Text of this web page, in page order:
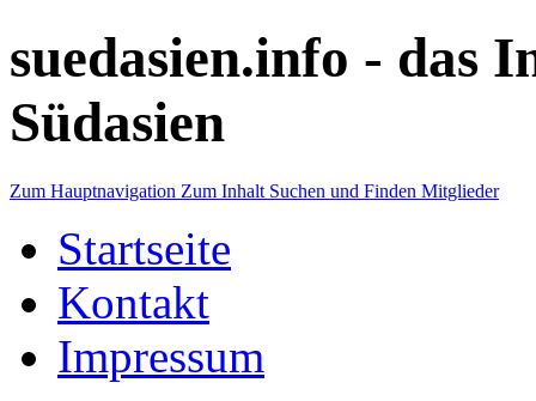
suedasien.info - das
Südasien
Zum Hauptnavigation Zum Inhalt Suchen und Finden Mitglieder
Startseite
Kontakt
Impressum